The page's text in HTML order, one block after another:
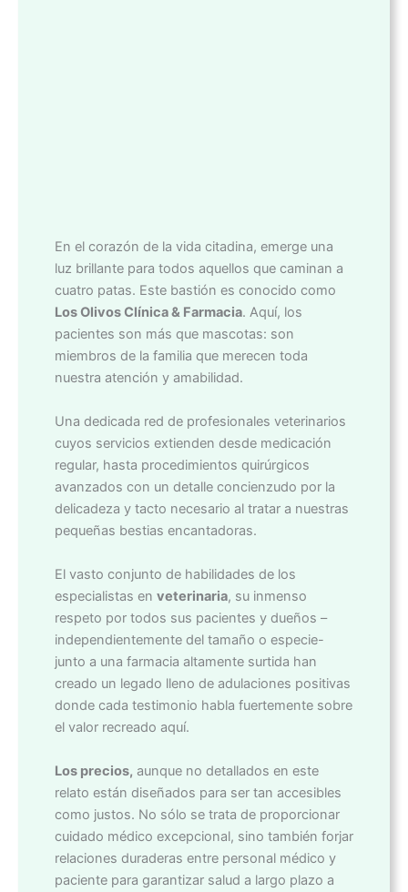
En el corazón de la vida citadina, emerge una
luz brillante para todos aquellos que caminan a
cuatro patas. Este bastión es conocido como
Los Olivos Clínica & Farmacia. Aquí, los
pacientes son más que mascotas: son
miembros de la familia que merecen toda
nuestra atención y amabilidad.
Una dedicada red de profesionales veterinarios
cuyos servicios extienden desde medicación
regular, hasta procedimientos quirúrgicos
avanzados con un detalle concienzudo por la
delicadeza y tacto necesario al tratar a nuestras
pequeñas bestias encantadoras.
El vasto conjunto de habilidades de los
especialistas en veterinaria, su inmenso
respeto por todos sus pacientes y dueños –
independientemente del tamaño o especie-
junto a una farmacia altamente surtida han
creado un legado lleno de adulaciones positivas
donde cada testimonio habla fuertemente sobre
el valor recreado aquí.
Los precios, aunque no detallados en este
relato están diseñados para ser tan accesibles
como justos. No sólo se trata de proporcionar
cuidado médico excepcional, sino también forjar
relaciones duraderas entre personal médico y
paciente para garantizar salud a largo plazo a